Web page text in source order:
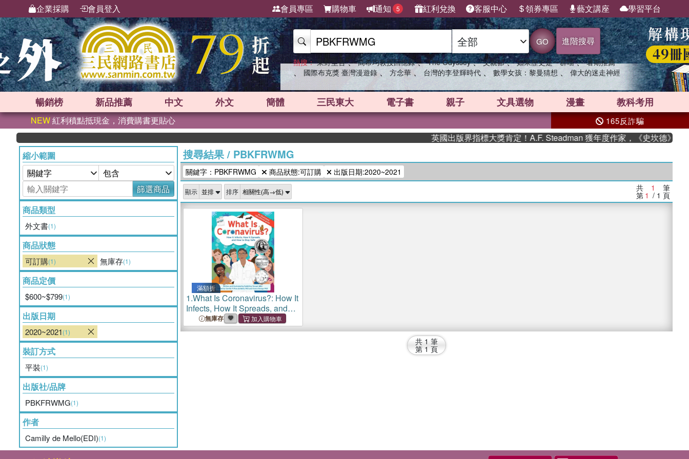
企業採購 會員登入 會員專區 購物車 通知 5 紅利兌換 客服中心 領券專區 藝文講座 學習平台
GO 進階搜尋
熱搜： 東野圭吾 、 高希均教授回憶錄 、 The Odyssey 、 父親節 、 如果歷史是一群喵 、 暑期推薦
、 國際布克獎 臺灣漫遊錄 、 方念華 、 台灣的李登輝時代 、 數學女孩：黎曼猜想 、 偉大的迷走神經
暢銷榜 新品推薦 中文 外文 簡體 三民東大 電子書 親子 文具選物 漫畫 教科考用
NEW紅利積點抵現金，消費購書更貼心 165反詐騙
英國出版界指標大獎肯定！A.F. Steadman 獲年度作家，《史坎德》系列
縮小範圍
篩選商品
商品類型
外文書(1)
商品狀態
可訂購(1) 無庫存(1)
商品定價
$600~$799(1)
出版日期
2020~2021(1)
裝訂方式
平裝(1)
出版社/品牌
PBKFRWMG(1)
作者
Camilly de Mello(EDI)(1)
搜尋結果/ PBKFRWMG
關鍵字：PBKFRWMG 商品狀態:可訂購 出版日期:2020~2021
顯示 排序 共 1 筆
第 1 / 1 頁
滿額折
1.What Is Coronavirus?: How It
Infects, How It Spreads, and
How to Stay Safe
無庫存
共 1 筆
第 1 頁